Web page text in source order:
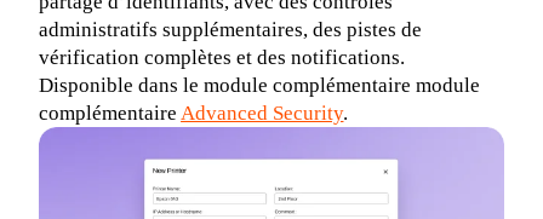
administratifs supplémentaires, des pistes de
vérification complètes et des notifications.
Disponible dans le module complémentaire module
complémentaire Advanced Security.